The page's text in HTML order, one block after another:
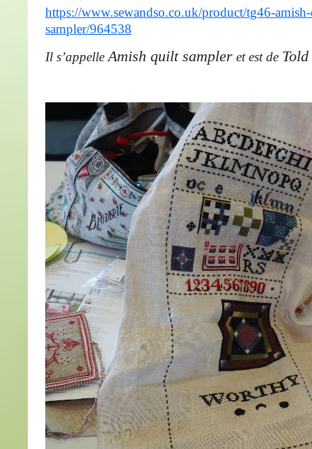
https://www.sewandso.co.uk/product/tg46-
sampler/964538
Il s’appelleAmish quilt sampler et est de